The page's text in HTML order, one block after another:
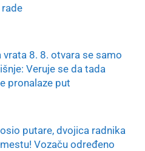
vrata 8. 8. otvara se samo
Veruje se da tada
pronalaze put
putare, dvojica radnika
Vozaču određeno